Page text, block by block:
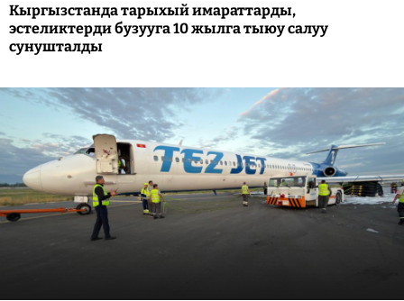
Кыргызстанда тарыхый имараттарды,
эстеликтерди бузууга 10 жылга тыюу салуу
сунушталды